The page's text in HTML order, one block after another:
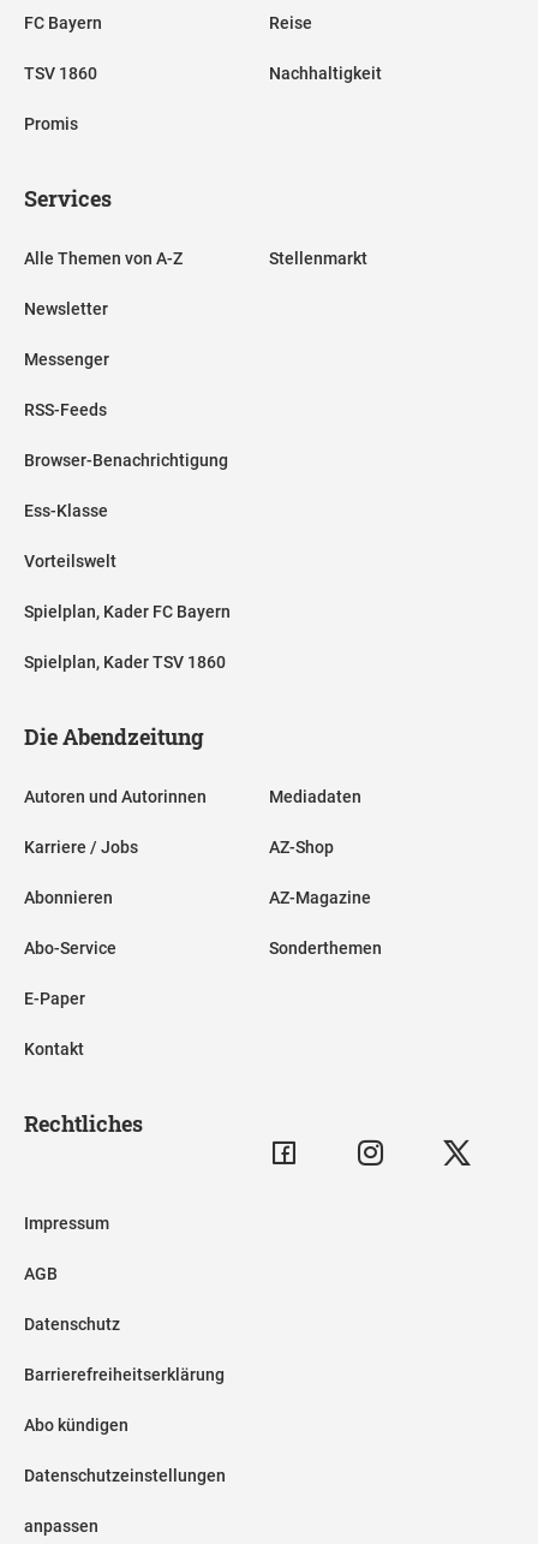
FC Bayern
TSV 1860
Promis
Reise
Nachhaltigkeit
Services
Alle Themen von A-Z
Newsletter
Messenger
RSS-Feeds
Browser-Benachrichtigung
Ess-Klasse
Vorteilswelt
Spielplan, Kader FC Bayern
Spielplan, Kader TSV 1860
Stellenmarkt
Die Abendzeitung
Autoren und Autorinnen
Karriere / Jobs
Abonnieren
Abo-Service
E-Paper
Kontakt
Mediadaten
AZ-Shop
AZ-Magazine
Sonderthemen
Rechtliches
Impressum
AGB
Datenschutz
Barrierefreiheitserklärung
Abo kündigen
Datenschutzeinstellungen
anpassen